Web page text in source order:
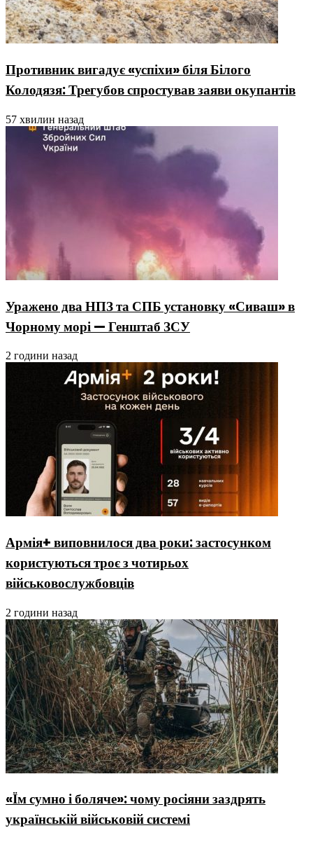
Противник вигадує «успіхи» біля Білого
Колодязя: Трегубов спростував заяви окупантів
57 хвилин назад
Уражено два НПЗ та СПБ установку «Сиваш» в
Чорному морі — Генштаб ЗСУ
2 години назад
Армія+ виповнилося два роки: застосунком
користуються троє з чотирьох
військовослужбовців
2 години назад
«Їм сумно і боляче»: чому росіяни заздрять
українській військовій системі